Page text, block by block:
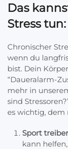
Das
Stress tun:
Chronischer
wenn du
bist. Dein
“Daueralarm-
mehr in
sind
es wichtig,
Sport
kann